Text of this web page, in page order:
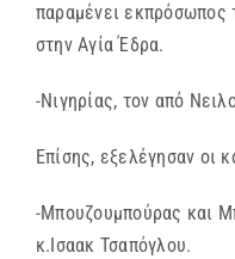
παραμένει εκπρόσωπος
στην Αγία Έδρα.
-Νιγηρίας, τον από
Επίσης, εξελέγησαν οι
-Μπουζουμπούρας και
κ.Ισαακ Τσαπόγλου.